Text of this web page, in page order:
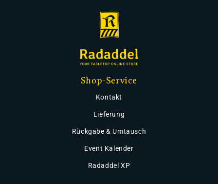
Shop-Service
Kontakt
Lieferung
Rückgabe & Umtausch
Event Kalender
Radaddel XP